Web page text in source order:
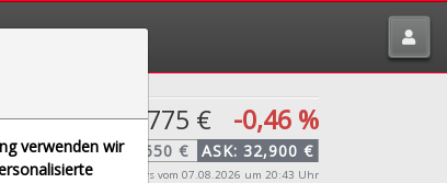
32,775 € -0,46 %
BID:32,650 € ASK:32,900 €
Echtzeit-Aktienkurs vom 07.08.2026 um 20:43 Uhr
verwenden wir